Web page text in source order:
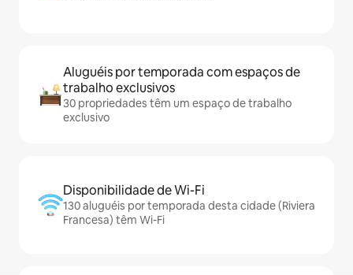
Aluguéis por temporada com espaços de
trabalho exclusivos
30 propriedades têm um espaço de trabalho
exclusivo
Disponibilidade de Wi-Fi
130 aluguéis por temporada desta cidade (Riviera
Francesa) têm Wi-Fi